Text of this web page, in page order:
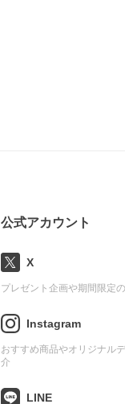
公式アカウント
X
プレゼント企画や期間限定
Instagram
おすすめ商品やオリジナル
介
LINE